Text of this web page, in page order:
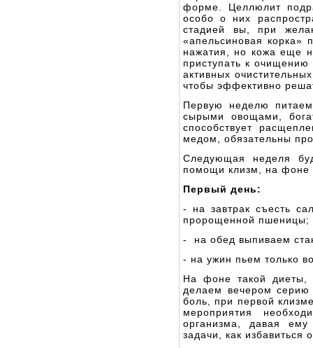
форме. Целлюлит
особо о них
стадией вы, при
«апельсиновая корка»
нажатия, но кожа еще
приступать к
активных
чтобы эффективно
Первую неделю
сырыми овощами,
способствует
медом, обязательны
Следующая неделя
помощи клизм, на фоне
Первый день:
- на завтрак съесть
пророщенной пшеницы;
- на обед выпиваем
- на ужин пьем только
На фоне такой диеты,
делаем вечером
боль, при первой
мероприятия
организма, давая
задачи, как избавиться